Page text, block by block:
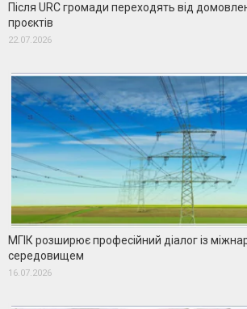
Після URC громади переходять від
проєктів
22.07.2026
МГІК розширює професійний діалог із
середовищем
16.07.2026